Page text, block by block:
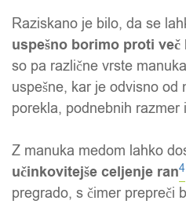
Raziskano je bilo, da se
uspešno borimo proti
so pa različne vrste
uspešne, kar je odvisno od
porekla, podnebnih razmer
Z manuka medom lahko
učinkovitejše celjenje ran4
pregrado, s čimer prepreči